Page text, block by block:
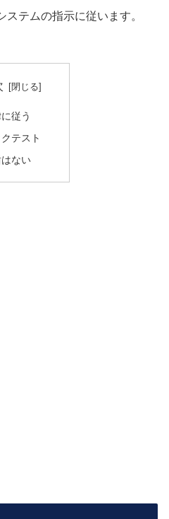
テムの指示に従います。
に従う
クテスト
はない